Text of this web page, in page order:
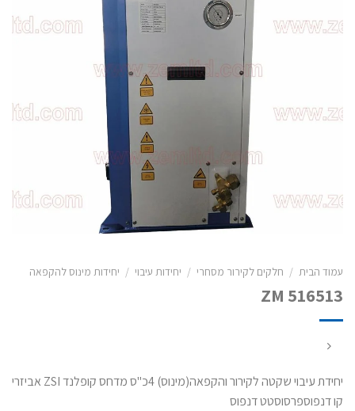
עמוד הבית / חלקים לקירור מסחרי / יחידות עיבוי / יחידות מינוס להקפאה
ZM 516513
יחידת עיבוי שקטה לקירור והקפאה(מינוס) 4כ"ס מדחס קופלנד ZSI אביזרי
קו דנפוספרסוסטט דנפוס